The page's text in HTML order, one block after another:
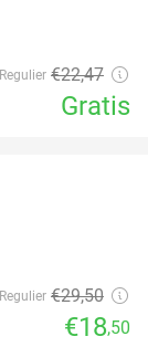
Regulier €22,47
Gratis
Regulier €29,50
€18,50